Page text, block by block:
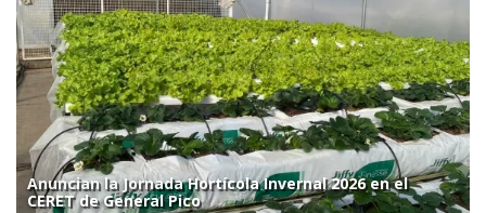
Anuncian la Jornada Hortícola Invernal 2026 en el
CERET de General Pico